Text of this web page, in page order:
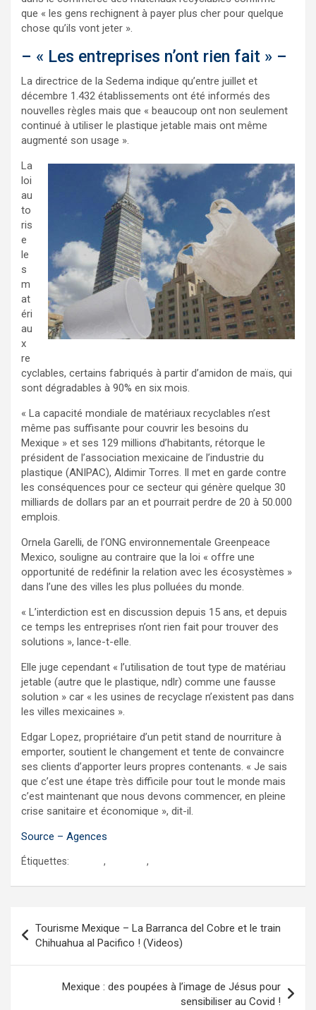
que « les gens rechignent à payer plus cher pour quelque
chose qu’ils vont jeter ».
– « Les entreprises n’ont rien fait » –
La directrice de la Sedema indique qu’entre juillet et
décembre 1.432 établissements ont été informés des
nouvelles règles mais que « beaucoup ont non seulement
continué à utiliser le plastique jetable mais ont même
augmenté son usage ».
La
loi
au
to
ris
e
le
s
m
at
éri
au
x
re
cyclables, certains fabriqués à partir d’amidon de maïs, qui
sont dégradables à 90% en six mois.
« La capacité mondiale de matériaux recyclables n’est
même pas suffisante pour couvrir les besoins du
Mexique » et ses 129 millions d’habitants, rétorque le
président de l’association mexicaine de l’industrie du
plastique (ANIPAC), Aldimir Torres. Il met en garde contre
les conséquences pour ce secteur qui génère quelque 30
milliards de dollars par an et pourrait perdre de 20 à 50.000
emplois.
Ornela Garelli, de l’ONG environnementale Greenpeace
Mexico, souligne au contraire que la loi « offre une
opportunité de redéfinir la relation avec les écosystèmes »
dans l’une des villes les plus polluées du monde.
« L’interdiction est en discussion depuis 15 ans, et depuis
ce temps les entreprises n’ont rien fait pour trouver des
solutions », lance-t-elle.
Elle juge cependant « l’utilisation de tout type de matériau
jetable (autre que le plastique, ndlr) comme une fausse
solution » car « les usines de recyclage n’existent pas dans
les villes mexicaines ».
Edgar Lopez, propriétaire d’un petit stand de nourriture à
emporter, soutient le changement et tente de convaincre
ses clients d’apporter leurs propres contenants. « Je sais
que c’est une étape très difficile pour tout le monde mais
c’est maintenant que nous devons commencer, en pleine
crise sanitaire et économique », dit-il.
Source – Agences
Étiquettes: , ,
de
l’article
Tourisme Mexique – La Barranca del Cobre et le train
Chihuahua al Pacifico ! (Videos)
Mexique : des poupées à l’image de Jésus pour
sensibiliser au Covid !